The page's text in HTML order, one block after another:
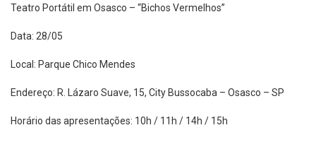
Teatro Portátil em Osasco – “Bichos Vermelhos”
Data: 28/05
Local: Parque Chico Mendes
Endereço: R. Lázaro Suave, 15, City Bussocaba – Osasco – SP
Horário das apresentações: 10h / 11h / 14h / 15h